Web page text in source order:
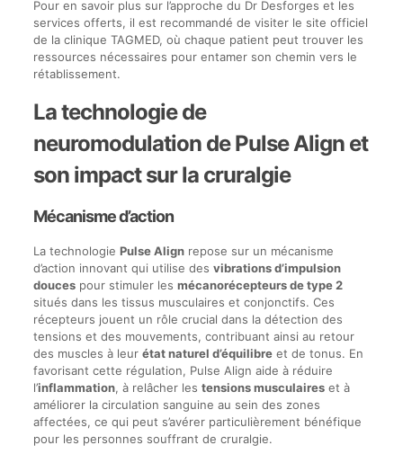
Pour en savoir plus sur l’approche du Dr Desforges et les
services offerts, il est recommandé de visiter le site officiel
de la clinique TAGMED, où chaque patient peut trouver les
ressources nécessaires pour entamer son chemin vers le
rétablissement.
La technologie de
neuromodulation de Pulse Align et
son impact sur la cruralgie
Mécanisme d’action
La technologie Pulse Alignrepose sur un mécanisme
d’action innovant qui utilise des vibrations d’impulsion
doucespour stimuler les mécanorécepteurs de type 2
situés dans les tissus musculaires et conjonctifs. Ces
récepteurs jouent un rôle crucial dans la détection des
tensions et des mouvements, contribuant ainsi au retour
des muscles à leur état naturel d’équilibreet de tonus. En
favorisant cette régulation, Pulse Align aide à réduire
l’inflammation, à relâcher les tensions musculaireset à
améliorer la circulation sanguine au sein des zones
affectées, ce qui peut s’avérer particulièrement bénéfique
pour les personnes souffrant de cruralgie.